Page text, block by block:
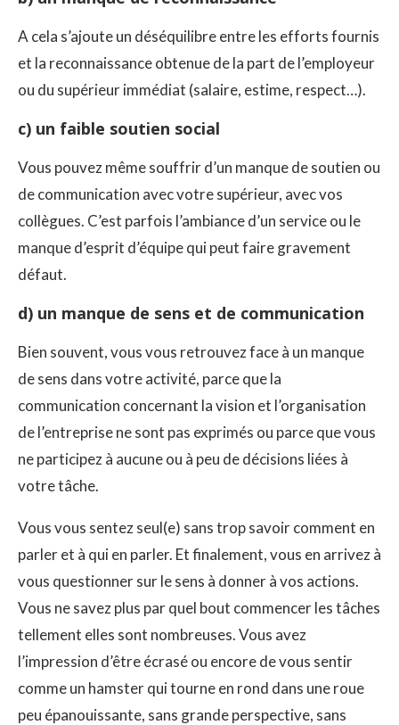
A cela s’ajoute un déséquilibre entre les efforts fournis
et la reconnaissance obtenue de la part de l’employeur
ou du supérieur immédiat (salaire, estime, respect…).
c) un faible soutien social
Vous pouvez même souffrir d’un manque de soutien ou
de communication avec votre supérieur, avec vos
collègues. C’est parfois l’ambiance d’un service ou le
manque d’esprit d’équipe qui peut faire gravement
défaut.
d) un manque de sens et de communication
Bien souvent, vous vous retrouvez face à un manque
de sens dans votre activité, parce que la
communication concernant la vision et l’organisation
de l’entreprise ne sont pas exprimés ou parce que vous
ne participez à aucune ou à peu de décisions liées à
votre tâche.
Vous vous sentez seul(e) sans trop savoir comment en
parler et à qui en parler. Et finalement, vous en arrivez à
vous questionner sur le sens à donner à vos actions.
Vous ne savez plus par quel bout commencer les tâches
tellement elles sont nombreuses. Vous avez
l’impression d’être écrasé ou encore de vous sentir
comme un hamster qui tourne en rond dans une roue
peu épanouissante, sans grande perspective, sans